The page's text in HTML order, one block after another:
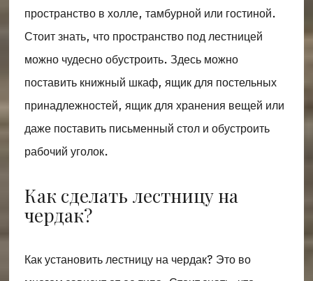
пространство в холле, тамбурной или гостиной.
Стоит знать, что пространство под лестницей
можно чудесно обустроить. Здесь можно
поставить книжный шкаф, ящик для постельных
принадлежностей, ящик для хранения вещей или
даже поставить письменный стол и обустроить
рабочий уголок.
Как сделать лестницу на
чердак?
Как установить лестницу на чердак? Это во